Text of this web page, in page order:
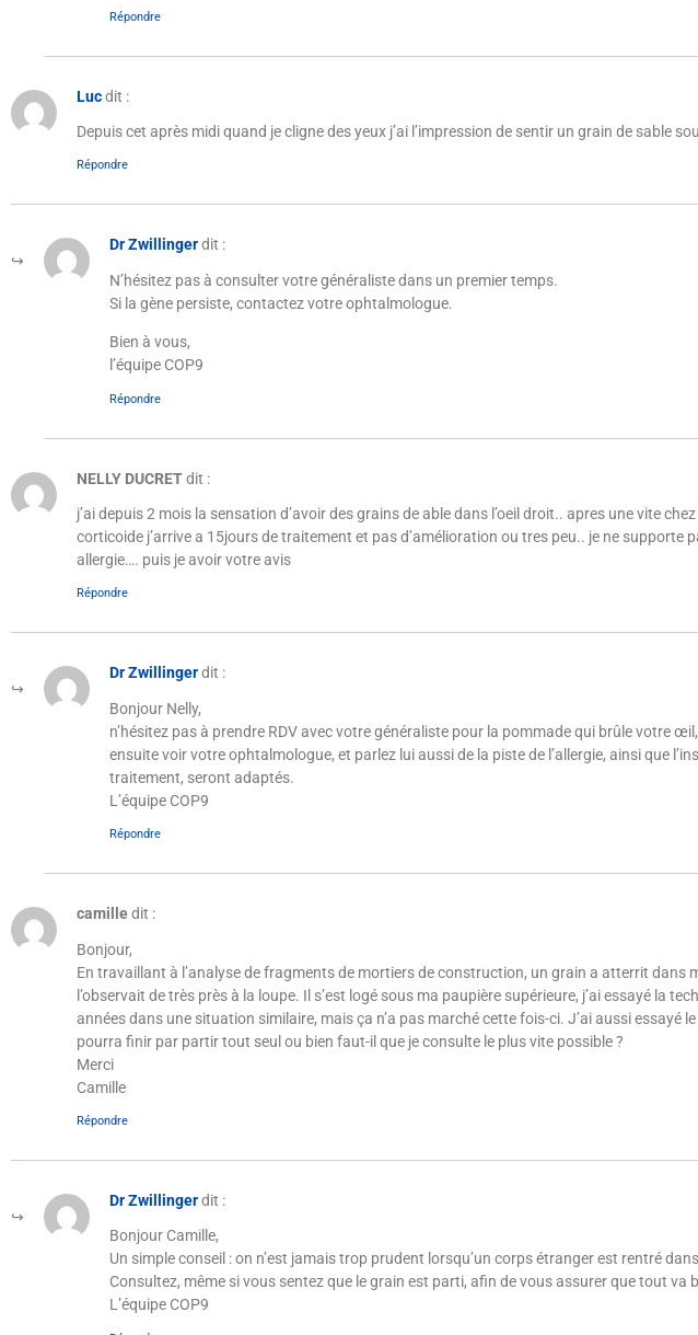
Répondre
Lucdit :
Depuis cet après midi quand je cligne des yeux j’ai l’impression de sentir un grain de sable
Répondre
Dr Zwillingerdit :
N’hésitez pas à consulter votre généraliste dans un premier temps.
Si la gène persiste, contactez votre ophtalmologue.
Bien à vous,
l’équipe COP9
Répondre
NELLY DUCRETdit :
j’ai depuis 2 mois la sensation d’avoir des grains de able dans l’oeil droit.. apres une vite
corticoide j’arrive a 15jours de traitement et pas d’amélioration ou tres peu.. je ne supporte
allergie…. puis je avoir votre avis
Répondre
Dr Zwillingerdit :
Bonjour Nelly,
n’hésitez pas à prendre RDV avec votre généraliste pour la pommade qui brûle votre
ensuite voir votre ophtalmologue, et parlez lui aussi de la piste de l’allergie, ainsi que
traitement, seront adaptés.
L’équipe COP9
Répondre
camilledit :
Bonjour,
En travaillant à l’analyse de fragments de mortiers de construction, un grain a atterrit dans
l’observait de très près à la loupe. Il s’est logé sous ma paupière supérieure, j’ai essayé la
années dans une situation similaire, mais ça n’a pas marché cette fois-ci. J’ai aussi essayé
pourra finir par partir tout seul ou bien faut-il que je consulte le plus vite possible ?
Merci
Camille
Répondre
Dr Zwillingerdit :
Bonjour Camille,
Un simple conseil : on n’est jamais trop prudent lorsqu’un corps étranger est rentré
Consultez, même si vous sentez que le grain est parti, afin de vous assurer que tout va
L’équipe COP9